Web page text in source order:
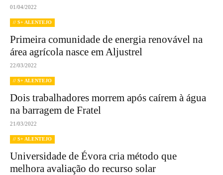
01/04/2022
// S+ ALENTEJO
Primeira comunidade de energia renovável na
área agrícola nasce em Aljustrel
22/03/2022
// S+ ALENTEJO
Dois trabalhadores morrem após caírem à água
na barragem de Fratel
21/03/2022
// S+ ALENTEJO
Universidade de Évora cria método que
melhora avaliação do recurso solar